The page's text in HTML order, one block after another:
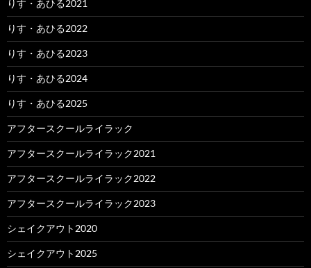
りす・あひる2021
りす・あひる2022
りす・あひる2023
りす・あひる2024
りす・あひる2025
アフタースクールライラック
アフタースクールライラック2021
アフタースクールライラック2022
アフタースクールライラック2023
シェイクアウト2020
シェイクアウト2025